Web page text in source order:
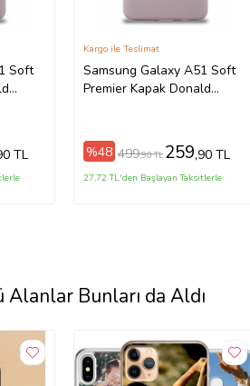
Soft
TL
Samsung Galaxy A51 Soft
Premier Kapak Donald
Kargo ile Teslimat
%48 499,90 TL 259,90 TL
27,72 TL'den Başlayan Taksitlerle
Alanlar Bunları da Aldı